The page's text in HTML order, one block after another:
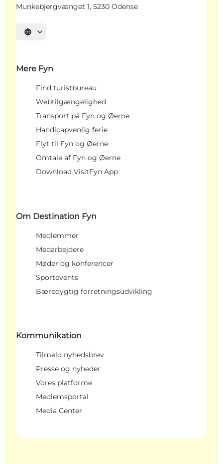
Munkebjergvænget 1, 5230 Odense
Vælg sprog
Mere Fyn
Find turistbureau
Webtilgængelighed
Transport på Fyn og Øerne
Handicapvenlig ferie
Flyt til Fyn og Øerne
Omtale af Fyn og Øerne
Download VisitFyn App
Om Destination Fyn
Medlemmer
Medarbejdere
Møder og konferencer
Sportevents
Bæredygtig forretningsudvikling
Kommunikation
Tilmeld nyhedsbrev
Presse og nyheder
Vores platforme
Medlemsportal
Media Center